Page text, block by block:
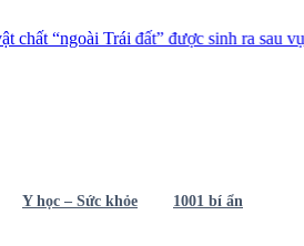
Trái đất” được sinh ra sau vụ thử vũ
Y học – Sức khỏe 1001 bí ẩn